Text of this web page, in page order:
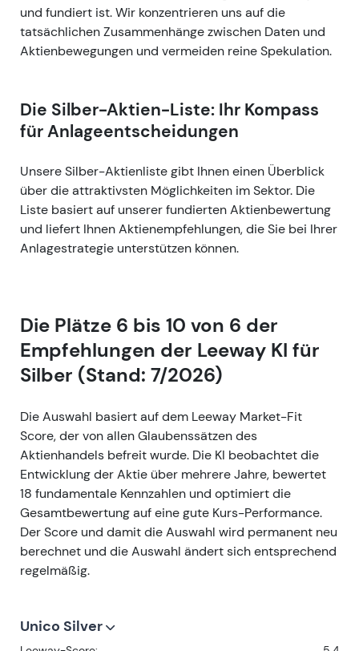
und fundiert ist. Wir konzentrieren uns auf die
tatsächlichen Zusammenhänge zwischen Daten und
Aktienbewegungen und vermeiden reine Spekulation.
Die Silber-Aktien-Liste: Ihr Kompass
für Anlageentscheidungen
Unsere Silber-Aktienliste gibt Ihnen einen Überblick
über die attraktivsten Möglichkeiten im Sektor. Die
Liste basiert auf unserer fundierten Aktienbewertung
und liefert Ihnen Aktienempfehlungen, die Sie bei Ihrer
Anlagestrategie unterstützen können.
Die Plätze 6 bis 10 von 6 der
Empfehlungen der Leeway KI für
Silber (Stand: 7/2026)
Die Auswahl basiert auf dem Leeway Market-Fit
Score, der von allen Glaubenssätzen des
Aktienhandels befreit wurde. Die KI beobachtet die
Entwicklung der Aktie über mehrere Jahre, bewertet
18 fundamentale Kennzahlen und optimiert die
Gesamtbewertung auf eine gute Kurs-Performance.
Der Score und damit die Auswahl wird permanent neu
berechnet und die Auswahl ändert sich entsprechend
regelmäßig.
Unico Silver